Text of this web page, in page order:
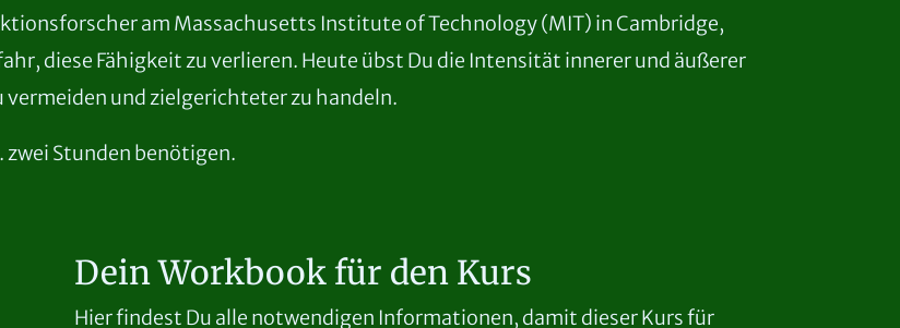
am Massachusetts Institute of Technology (MIT) in Cambridge,
diese Fähigkeit zu verlieren. Heute übst Du die Intensität innerer und äußerer
vermeiden und zielgerichteter zu handeln.
zwei Stunden benötigen.
Dein Workbook für den Kurs
Hier findest Du alle notwendigen Informationen, damit dieser Kurs für